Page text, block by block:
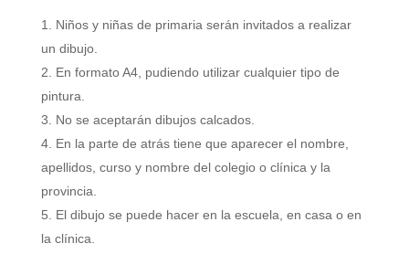
Niños y niñas de primaria serán invitados a realizar
un dibujo.
En formato A4, pudiendo utilizar cualquier tipo de
pintura.
No se aceptarán dibujos calcados.
En la parte de atrás tiene que aparecer el nombre,
apellidos, curso y nombre del colegio o clínica y la
provincia.
El dibujo se puede hacer en la escuela, en casa o en
la clínica.